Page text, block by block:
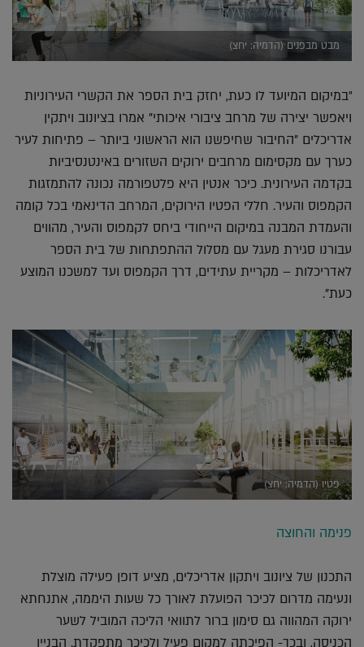
מבט מבפנים (הדמיה: יחצ)
"במיקום המיועד לו כעת, יחזק בית הספר את הקשרי העירוניות
ויאפשר יצירה של מרחב ציבורי איכותי" אמרו בציונוב ויתקין
אדריכלים "החיבור שחיפשנו הוא הראשוני ביותר – פתיחות לעיר
כערך עם מקסימום מרחבים ירוקים השזורים באינטנסיביות
בקדמה העירונית. כיכר אנטין היא פלטפורמה נכונה להתמזגות
הקמפוס והעיר. חללי הפטיו הירוקים, המרחב הדינאמי בכל קומה
והעמדת המבנה במיקום הייחודי ביחס לקמפוס והעיר, מהווים
עבורנו סגירת מעגל עם מסלול ההתפתחות של בית הספר
לאדריכלות – מקריית עתידים, דרך הקמפוס ועד למשכנו המוצע
כעת".
פטיו (הדמיה: יחצ)
פנימה והחוצה
התכנון של ציונוב ויתקון אדריכלים, מציע דופן פעילה מוצלת
ונעימה מדרום לכיכר הפועלת לאורך כל שעות היממה, אתנחתא
ירוקה המהווה גם סימון ברור לתוואי הליכה המוביל לשער
הכניסה, ובכך- הפיכתה למקום פעיל ולכיכר מתפקדת. הבניין